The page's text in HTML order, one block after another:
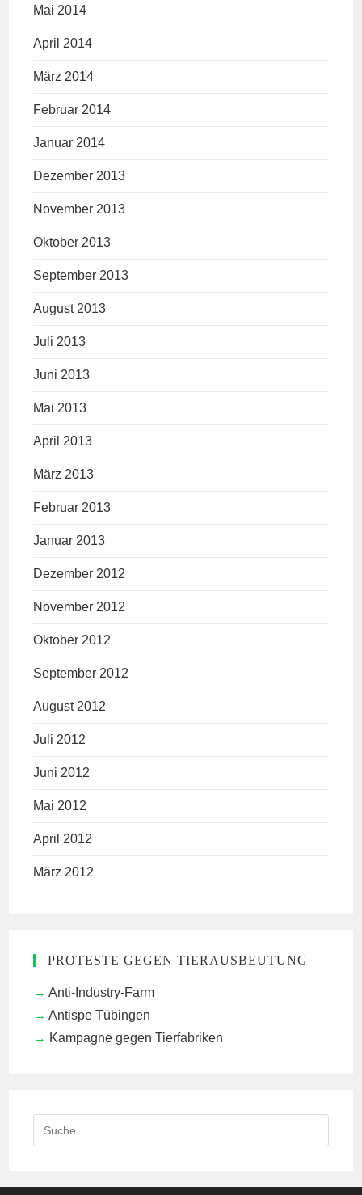
Mai 2014
April 2014
März 2014
Februar 2014
Januar 2014
Dezember 2013
November 2013
Oktober 2013
September 2013
August 2013
Juli 2013
Juni 2013
Mai 2013
April 2013
März 2013
Februar 2013
Januar 2013
Dezember 2012
November 2012
Oktober 2012
September 2012
August 2012
Juli 2012
Juni 2012
Mai 2012
April 2012
März 2012
PROTESTE GEGEN TIERAUSBEUTUNG
Anti-Industry-Farm
Antispe Tübingen
Kampagne gegen Tierfabriken
Search
this